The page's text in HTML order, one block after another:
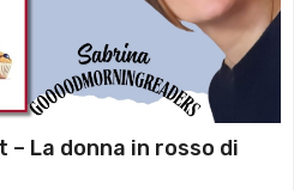
La donna in rosso di